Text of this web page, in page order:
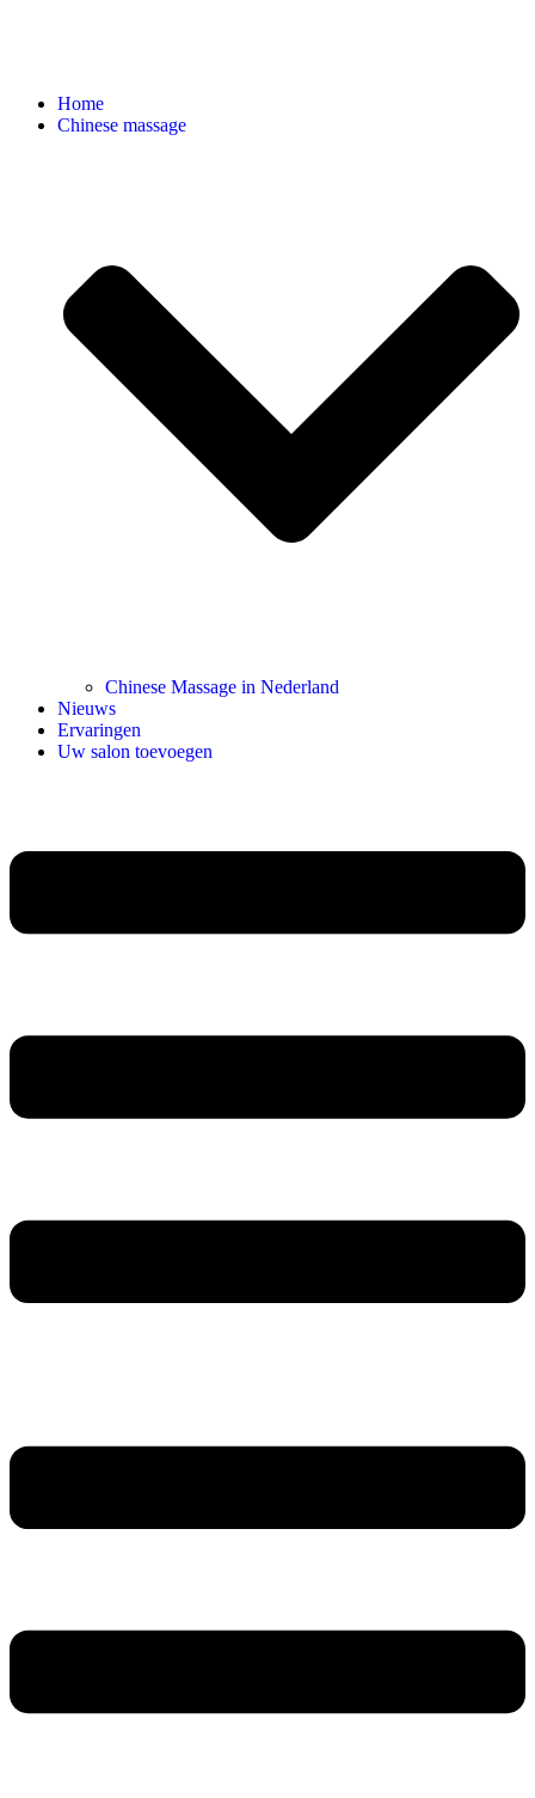
Home
Chinese massage
Chinese Massage in Nederland
Nieuws
Ervaringen
Uw salon toevoegen